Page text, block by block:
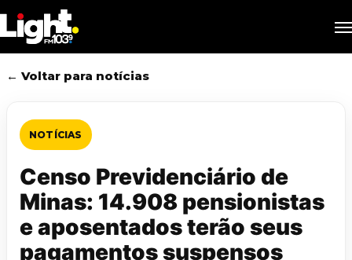
to
main
content
← Voltar para notícias
NOTÍCIAS
Censo Previdenciário de
Minas: 14.908 pensionistas
e aposentados terão seus
pagamentos suspensos